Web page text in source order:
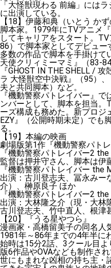
「大怪獣現わる 前編」には
に出演している。
【18】伊藤和典（いとう か
脚本家。1979年にTVアニメ
してキャリアをスタート。
86）で脚本家としてデビュ
多数の作品で脚本を手掛けて
天使クリィミーマミ』（83-
『GHOST IN THE SHELL /
ラ 大怪獣空中決戦』（95）
夫と共同脚本）など。
『機動警察パトレイバー』
ンバーとして、脚本を担当。
ーズ構成も務めた。新プロジ
EZY』（公開時期未定）でも
る。
【19】本編の映画
劇場版第1作『機動警察パト
『機動警察パトレイバー2
監督は押井守さん、脚本は伊
『機動警察パトレイバー the
出演：古川登志夫、冨永みー
介）、榊原良子 ほか
『機動警察パトレイバー2 the
出演：大林隆之介（現・大林
古川登志夫、竹中直人、根津
【20】『うる星やつら』
漫画家・高橋留美子の同名人
1981年～86年までの4年半に
始時は15分2話、3クール目
版6作品やOVAなども制作され
世にもまれな凶相の持ち主・